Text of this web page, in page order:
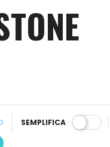
SEMPLIFICA